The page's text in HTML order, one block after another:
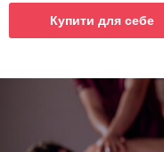
Купити для себе